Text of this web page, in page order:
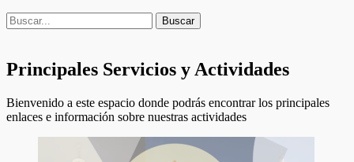
Buscar
Buscar:
Principales Servicios y Actividades
Bienvenido a este espacio donde podrás encontrar los principales
enlaces e información sobre nuestras actividades